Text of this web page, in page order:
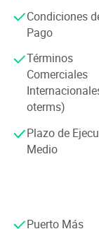
tobillo,
etc. Los
(20/17/13 de
anillo, bloqueo
tipos de hingles
poliomielitis.
Desde 2018
a la
ahora, nuestra
utilidad y 2
Condiciones
Pago
Términos
Comerciales
oterms)
Plazo de
Medio
Puerto Más